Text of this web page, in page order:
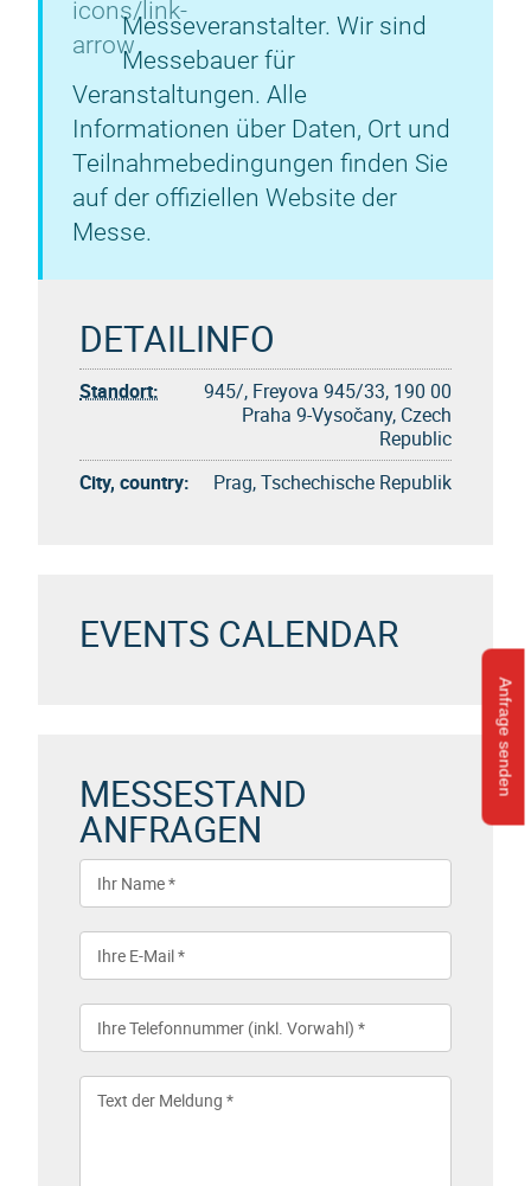
Anfrage senden
Messeveranstalter. Wir sind
Messebauer für
Veranstaltungen. Alle
Informationen über Daten, Ort und
Teilnahmebedingungen finden Sie
auf der offiziellen Website der
Messe.
DETAILINFO
Standort:
945/, Freyova 945/33, 190 00
Praha 9-Vysočany, Czech
Republic
City, country:
Prag, Tschechische Republik
EVENTS CALENDAR
MESSESTAND
ANFRAGEN